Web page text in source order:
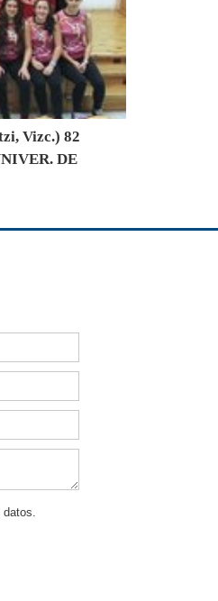
Vizc.) 82
DE